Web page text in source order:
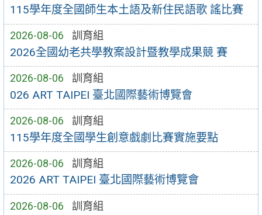
115學年度全國師生本土語及新住民語歌 謠比賽
2026-08-06 訓育組
2026全國幼老共學教案設計暨教學成果競 賽
2026-08-06 訓育組
026 ART TAIPEI 臺北國際藝術博覽會
2026-08-06 訓育組
115學年度全國學生創意戲劇比賽實施要點
2026-08-06 訓育組
2026 ART TAIPEI 臺北國際藝術博覽會
2026-08-06 訓育組